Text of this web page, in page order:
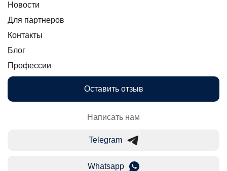
Новости
Для партнеров
Контакты
Блог
Профессии
Оставить отзыв
Написать нам
Telegram
Whatsapp